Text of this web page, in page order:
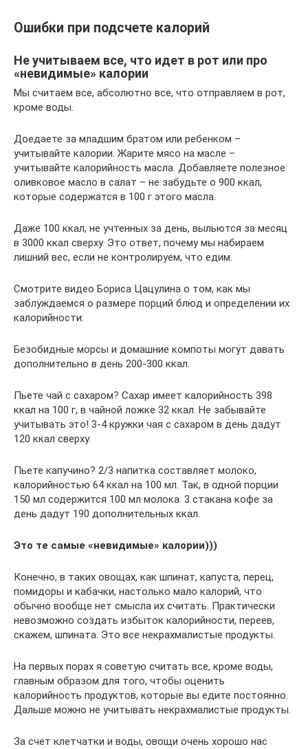
Ошибки при подсчете калорий
Не учитываем все, что идет в рот или про
«невидимые» калории
Мы считаем все, абсолютно все, что отправляем в рот,
кроме воды.
Доедаете за младшим братом или ребенком –
учитывайте калории. Жарите мясо на масле –
учитывайте калорийность масла. Добавляете полезное
оливковое масло в салат – не забудьте о 900 ккал,
которые содержатся в 100 г этого масла.
Даже 100 ккал, не учтенных за день, выльются за месяц
в 3000 ккал сверху. Это ответ, почему мы набираем
лишний вес, если не контролируем, что едим.
Смотрите видео Бориса Цацулина о том, как мы
заблуждаемся о размере порций блюд и определении их
калорийности:
Безобидные морсы и домашние компоты могут давать
дополнительно в день 200-300 ккал.
Пьете чай с сахаром? Сахар имеет калорийность 398
ккал на 100 г, в чайной ложке 32 ккал. Не забывайте
учитывать это! 3-4 кружки чая с сахаром в день дадут
120 ккал сверху.
Пьете капучино? 2/3 напитка составляет молоко,
калорийностью 64 ккал на 100 мл. Так, в одной порции
150 мл содержится 100 мл молока. 3 стакана кофе за
день дадут 190 дополнительных ккал.
Это те самые «невидимые» калории)))
Конечно, в таких овощах, как шпинат, капуста, перец,
помидоры и кабачки, настолько мало калорий, что
обычно вообще нет смысла их считать. Практически
невозможно создать избыток калорийности, переев,
скажем, шпината. Это все некрахмалистые продукты.
На первых порах я советую считать все, кроме воды,
главным образом для того, чтобы оценить
калорийность продуктов, которые вы едите постоянно.
Дальше можно не учитывать некрахмалистые продукты.
За счет клетчатки и воды, овощи очень хорошо нас